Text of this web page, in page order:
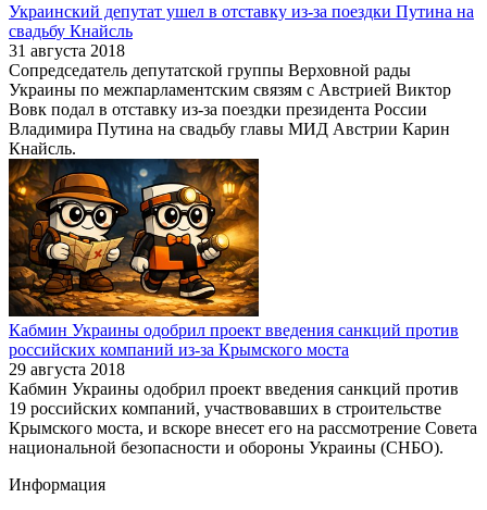
Украинский депутат ушел в отставку из-за поездки Путина на
свадьбу Кнайсль
31 августа 2018
Сопредседатель депутатской группы Верховной рады
Украины по межпарламентским связям с Австрией Виктор
Вовк подал в отставку из-за поездки президента России
Владимира Путина на свадьбу главы МИД Австрии Карин
Кнайсль.
Кабмин Украины одобрил проект введения санкций против
российских компаний из-за Крымского моста
29 августа 2018
Кабмин Украины одобрил проект введения санкций против
19 российских компаний, участвовавших в строительстве
Крымского моста, и вскоре внесет его на рассмотрение Совета
национальной безопасности и обороны Украины (СНБО).
Информация